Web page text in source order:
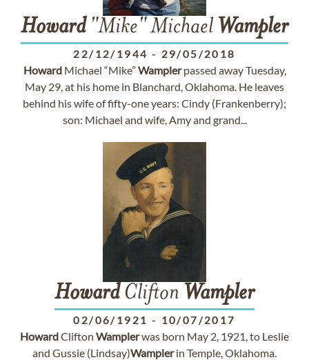
Howard"Mike" Michael Wampler
22/12/1944 - 29/05/2018
HowardMichael “Mike” Wamplerpassed away Tuesday,
May 29, at his home in Blanchard, Oklahoma. He leaves
behind his wife of fifty-one years: Cindy (Frankenberry);
son: Michael and wife, Amy and grand...
HowardClifton Wampler
02/06/1921 - 10/07/2017
HowardClifton Wamplerwas born May 2, 1921, to Leslie
and Gussie (Lindsay)Wamplerin Temple, Oklahoma.